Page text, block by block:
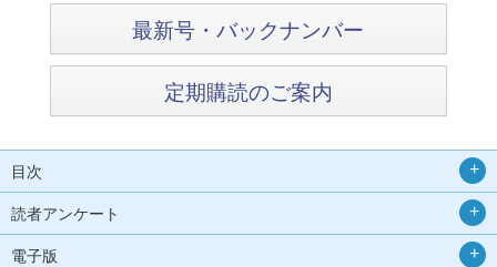
最新号・バックナンバー
定期購読のご案内
目次
読者アンケート
電子版